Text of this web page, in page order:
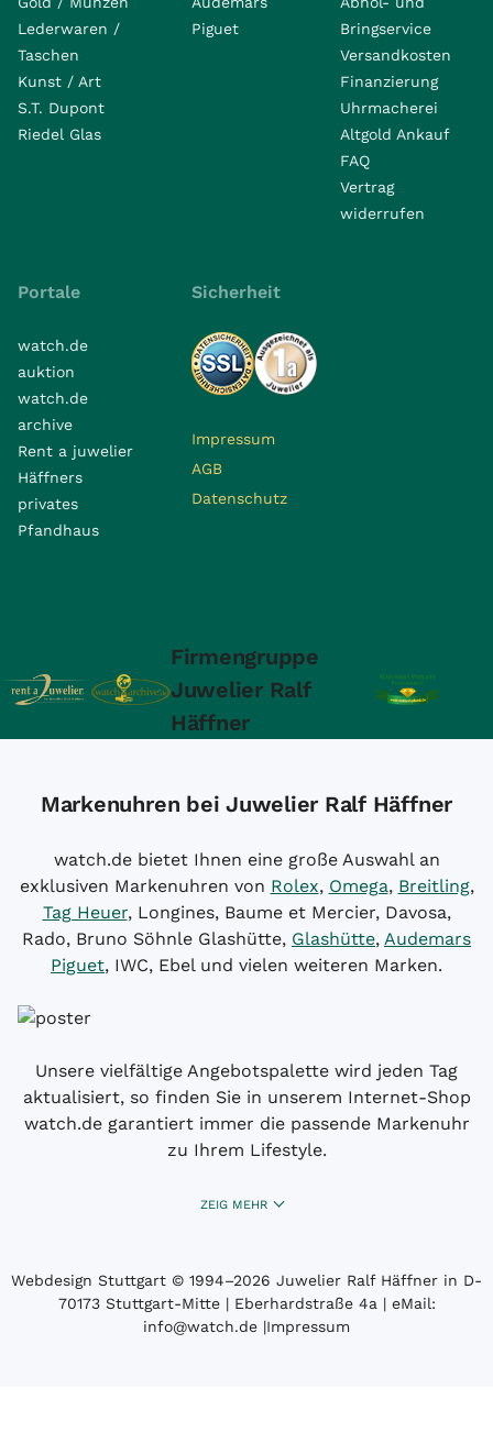
Lederwaren /
Taschen
Kunst / Art
S.T. Dupont
Riedel Glas
Piguet
Bringservice
Versandkosten
Finanzierung
Uhrmacherei
Altgold Ankauf
FAQ
Vertrag
widerrufen
Portale
watch.de
auktion
watch.de
archive
Rent a juwelier
Häffners
privates
Pfandhaus
Sicherheit
Impressum
AGB
Datenschutz
Firmengruppe
Juwelier Ralf
Häffner
Markenuhren bei Juwelier Ralf Häffner
watch.de bietet Ihnen eine große Auswahl an
exklusiven Markenuhren von Rolex, Omega, Breitling,
Tag Heuer, Longines, Baume et Mercier, Davosa,
Rado, Bruno Söhnle Glashütte, Glashütte, Audemars
Piguet, IWC, Ebel und vielen weiteren Marken.
Unsere vielfältige Angebotspalette wird jeden Tag
aktualisiert, so finden Sie in unserem Internet-Shop
watch.de garantiert immer die passende Markenuhr
zu Ihrem Lifestyle.
ZEIG MEHR
Webdesign Stuttgart © 1994­–2026 Juwelier Ralf Häffner in D-
70173 Stuttgart-Mitte | Eberhardstraße 4a | eMail:
info@watch.de |Impressum